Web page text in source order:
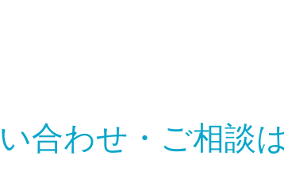
合わせ・ご相談